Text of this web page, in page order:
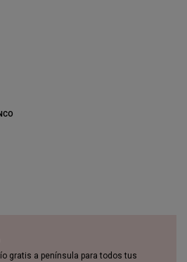
gratis a península para todos tus